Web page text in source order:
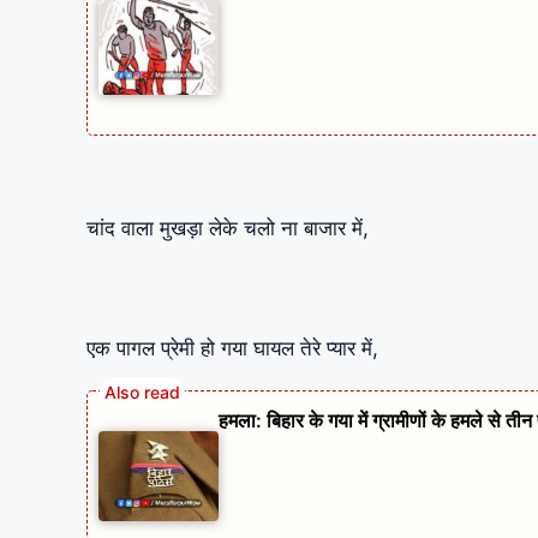
चांद वाला मुखड़ा लेके चलो ना बाजार में,
एक पागल प्रेमी हो गया घायल तेरे प्यार में,
हमला: बिहार के गया में ग्रामीणों के हमले से तीन